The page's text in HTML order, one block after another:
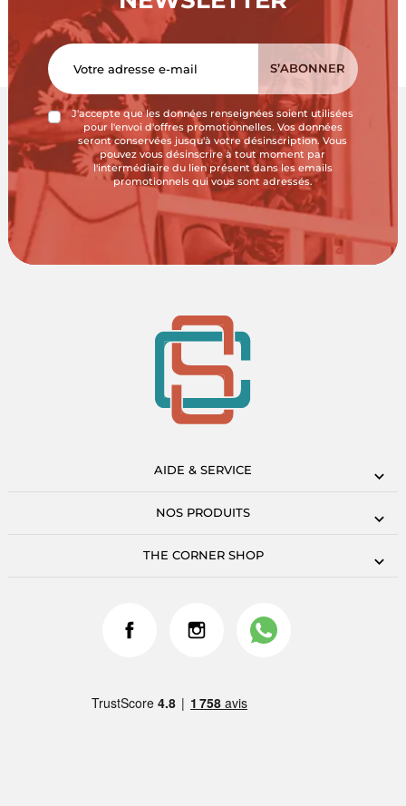
J'accepte que les données renseignées soient utilisées
pour l'envoi d'offres promotionnelles. Vos données
seront conservées jusqu'à votre désinscription. Vous
pouvez vous désinscrire à tout moment par
l'intermédiaire du lien présent dans les emails
promotionnels qui vous sont adressés.
AIDE & SERVICE
NOS PRODUITS
THE CORNER SHOP